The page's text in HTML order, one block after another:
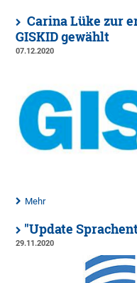
Carina Lüke zur
GISKID gewählt
07.12.2020
Mehr
"Update
29.11.2020